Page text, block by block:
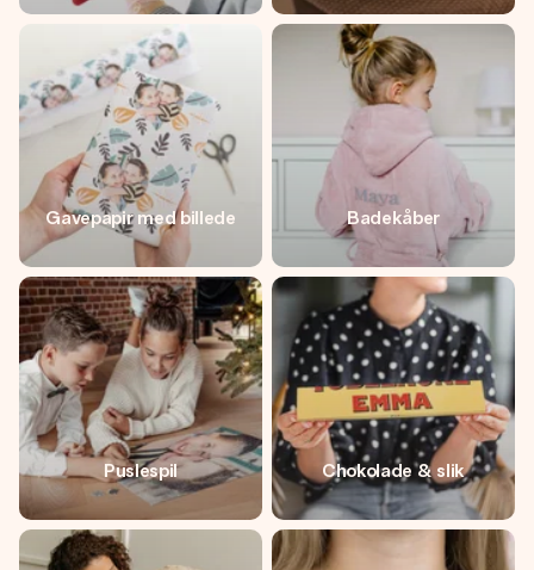
Gavepapir med billede Badekåber
Puslespil Chokolade & slik